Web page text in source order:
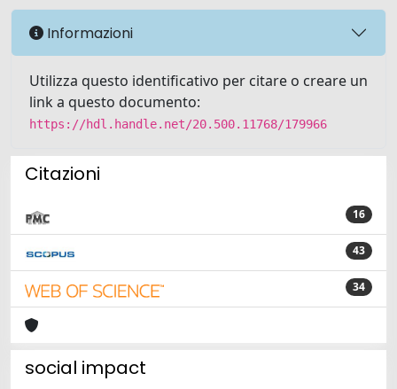
Informazioni
Utilizza questo identificativo per citare o creare un
link a questo documento:
https://hdl.handle.net/20.500.11768/179966
Citazioni
16
43
34
social impact